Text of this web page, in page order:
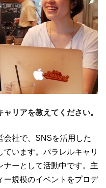
リアを教えてください。
会社で、SNSを活用した
います。パラレルキャリ
ナーとして活動中です。主
ー規模のイベントをプロデ